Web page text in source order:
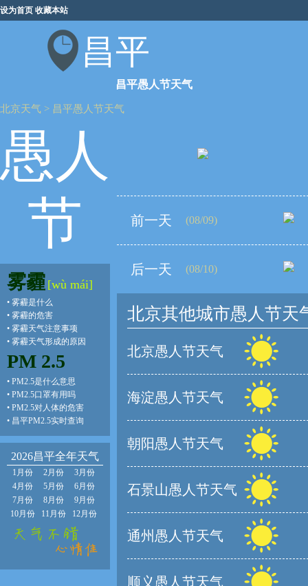
设为首页 收藏本站
昌平
昌平愚人节天气
北京天气 > 昌平愚人节天气
愚人
节
雾霾 [wù mái]
• 雾霾是什么
• 雾霾的危害
• 雾霾天气注意事项
• 雾霾天气形成的原因
PM 2.5
• PM2.5是什么意思
• PM2.5口罩有用吗
• PM2.5对人体的危害
• 昌平PM2.5实时查询
2026昌平全年天气
1月份 2月份
3月份
4月份
5月份
6月份
7月份
8月份
9月份
10月份
11月份 12月份
前一天 (08/09)
后一天 (08/10)
北京其他城市愚人节天
北京愚人节天气
海淀愚人节天气
朝阳愚人节天气
石景山愚人节天气
通州愚人节天气
顺义愚人节天气